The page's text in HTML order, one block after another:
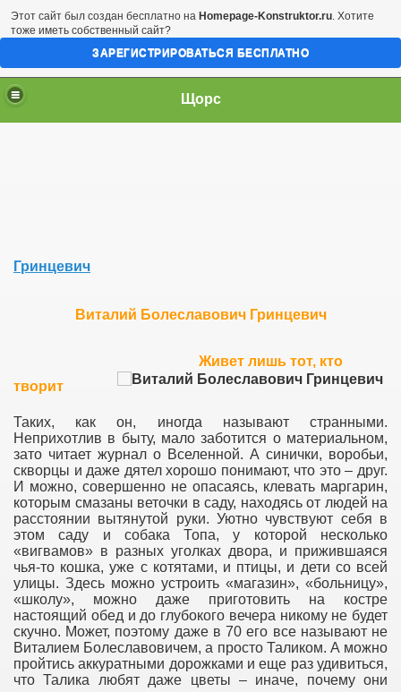
Щорс
Гринцевич
Виталий Болеславович Гринцевич
Живет лишь тот, кто
творит
Таких, как он, иногда называют странными.
Неприхотлив в быту, мало заботится о материальном,
зато читает журнал о Вселенной. А синички, воробьи,
скворцы и даже дятел хорошо понимают, что это – друг.
И можно, совершенно не опасаясь, клевать маргарин,
которым смазаны веточки в саду, находясь от людей на
расстоянии вытянутой руки. Уютно чувствуют себя в
этом саду и собака Топа, у которой несколько
«вигвамов» в разных уголках двора, и прижившаяся
чья-то кошка, уже с котятами, и птицы, и дети со всей
улицы. Здесь можно устроить «магазин», «больницу»,
«школу», можно даже приготовить на костре
настоящий обед и до глубокого вечера никому не будет
скучно. Может, поэтому даже в 70 его все называют не
Виталием Болеславовичем, а просто Таликом. А можно
пройтись аккуратными дорожками и еще раз удивиться,
что Талика любят даже цветы – иначе, почему они
Этот сайт был создан бесплатно на Homepage-Konstruktor.ru. Хотите
тоже иметь собственный сайт?
ЗАРЕГИСТРИРОВАТЬСЯ БЕСПЛАТНО